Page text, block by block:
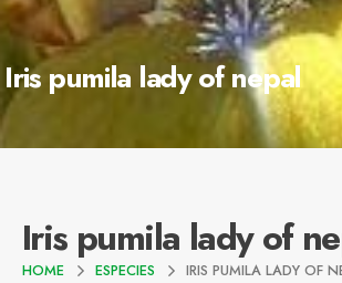
Iris pumila lady of nepal
Iris pumila lady of
HOME ESPECIES IRIS PUMILA LADY OF